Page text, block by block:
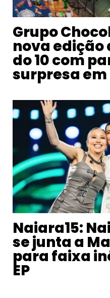
Grupo
nova edição
do 10 com
surpresa
Naiara15:
se junta a
para faixa
EP